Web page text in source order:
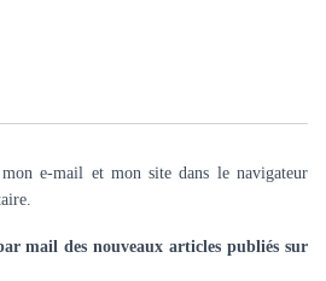
e-mail et mon site dans le navigateur
mail des nouveaux articles publiés sur